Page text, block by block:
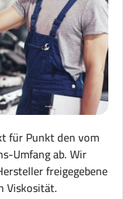
für Punkt den vom
Umfang ab. Wir
freigegebene
Viskosität.